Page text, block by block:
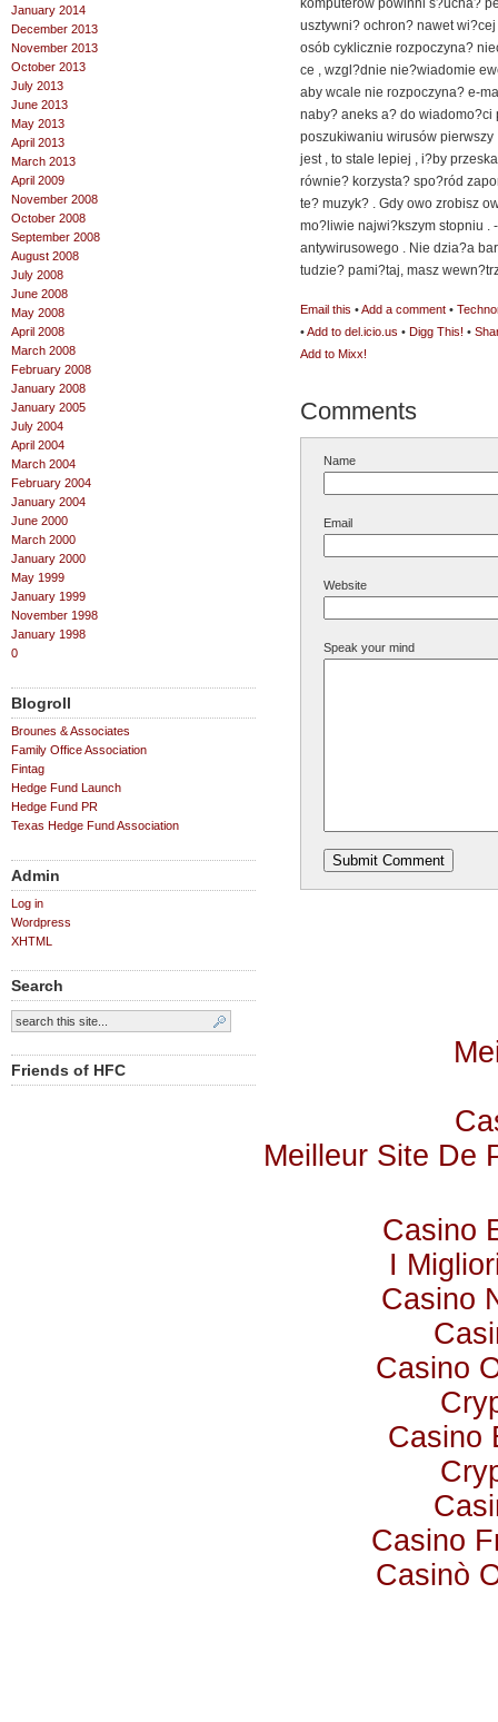
January 2014
December 2013
November 2013
October 2013
July 2013
June 2013
May 2013
April 2013
March 2013
April 2009
November 2008
October 2008
September 2008
August 2008
July 2008
June 2008
May 2008
April 2008
March 2008
February 2008
January 2008
January 2005
July 2004
April 2004
March 2004
February 2004
January 2004
June 2000
March 2000
January 2000
May 1999
January 1999
November 1998
January 1998
0
Blogroll
Brounes & Associates
Family Office Association
Fintag
Hedge Fund Launch
Hedge Fund PR
Texas Hedge Fund Association
Admin
Log in
Wordpress
XHTML
Search
Friends of HFC
komputerów powinni s?ucha?
usztywni? ochron? nawet
osób cyklicznie rozpoczyna?
ce , wzgl?dnie nie?wiadomie
aby wcale nie rozpoczyna? e-
naby? aneks a? do
poszukiwaniu wirusów
jest , to stale lepiej , i?by
równie? korzysta? spo?ród
te? muzyk? . Gdy owo zrobisz
mo?liwie najwi?kszym stopniu .
antywirusowego . Nie dzia?a
tudzie? pami?taj, masz
Email this •Add a comment •
•Add to del.icio.us • Digg This! •
Add to Mixx!
Comments
Name
Email
Website
Speak your mind
Meilleur Site De
Casino
I
Casino
Casino
Casino
Casino
Casinò